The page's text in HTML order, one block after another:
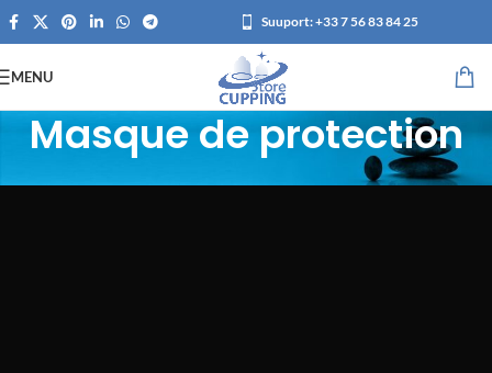
Suuport:+33 7 56 83 84 25
MENU
Masque de protection